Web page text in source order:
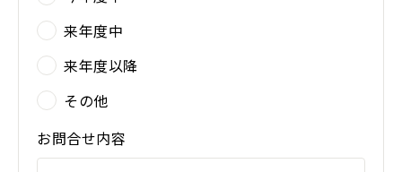
来年度中
来年度以降
その他
お問合せ内容